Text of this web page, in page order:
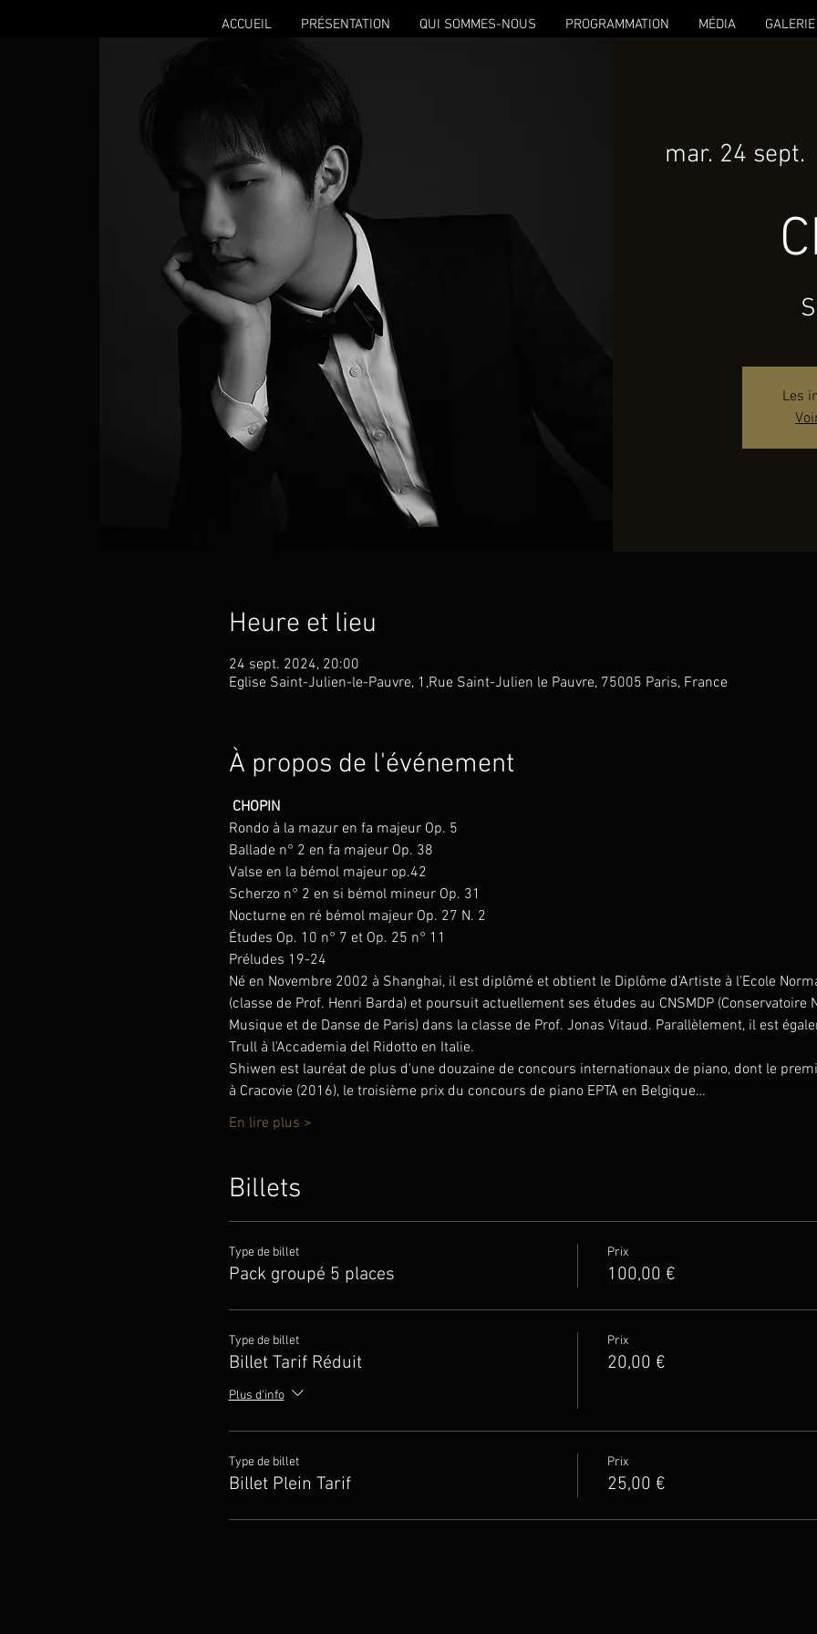
ACCUEIL PRÉSENTATION QUI SOMMES-NOUS PROGRAMMATION MÉDIA GALERIE
mar. 24 sept.
Les
Heure et lieu
24 sept. 2024, 20:00
Eglise Saint-Julien-le-Pauvre, 1,Rue Saint-Julien le Pauvre, 75005 Paris, France
À propos de l'événement
CHOPIN
Rondo à la mazur en fa majeur Op. 5
Ballade n° 2 en fa majeur Op. 38
Valse en la bémol majeur op.42
Scherzo n° 2 en si bémol mineur Op. 31
Nocturne en ré bémol majeur Op. 27 N. 2
Études Op. 10 n° 7 et Op. 25 n° 11
Préludes 19-24
Né en Novembre 2002 à Shanghai, il est diplômé et obtient le Diplôme d'Artiste à l'Ecole
(classe de Prof. Henri Barda) et poursuit actuellement ses études au CNSMDP (Conservatoire
Musique et de Danse de Paris) dans la classe de Prof. Jonas Vitaud. Parallèlement, il est
Trull à l'Accademia del Ridotto en Italie.
Shiwen est lauréat de plus d'une douzaine de concours internationaux de piano, dont le
à Cracovie (2016), le troisième prix du concours de piano EPTA en Belgique…
En lire plus >
Billets
Type de billet
Pack groupé 5 places
Prix
100,00 €
Type de billet
Billet Tarif Réduit
Plus d'info
Prix
20,00 €
Type de billet
Billet Plein Tarif
Prix
25,00 €